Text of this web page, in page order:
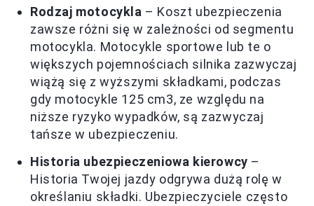
Rodzaj motocykla – Koszt ubezpieczenia
zawsze różni się w zależności od segmentu
motocykla. Motocykle sportowe lub te o
większych pojemnościach silnika zazwyczaj
wiążą się z wyższymi składkami, podczas
gdy motocykle 125 cm3, ze względu na
niższe ryzyko wypadków, są zazwyczaj
tańsze w ubezpieczeniu.
Historia ubezpieczeniowa kierowcy –
Historia Twojej jazdy odgrywa dużą rolę w
określaniu składki. Ubezpieczyciele często